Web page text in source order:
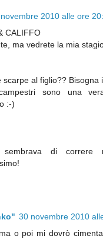
2010 alle ore
CALIFFO
ma vedrete la mia
scarpe al figlio?? Bisogna
sono una
:-)
di correre
30 novembre 2010
o poi mi dovrò